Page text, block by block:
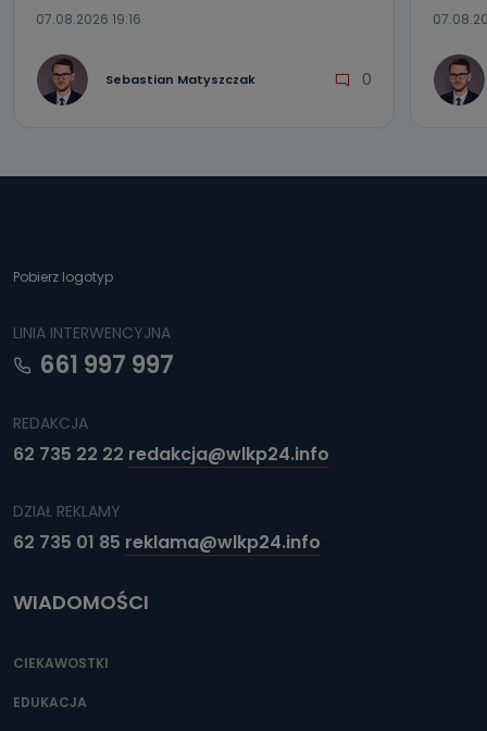
07.08.2026 19:16
Sebastian Matyszczak 0
Pobierz logotyp
LINIA INTERWENCYJNA
661 997 997
REDAKCJA
62 735 22 22 redakcja@wlkp24.info
DZIAŁ REKLAMY
62 735 01 85 reklama@wlkp24.info
WIADOMOŚCI
CIEKAWOSTKI
EDUKACJA